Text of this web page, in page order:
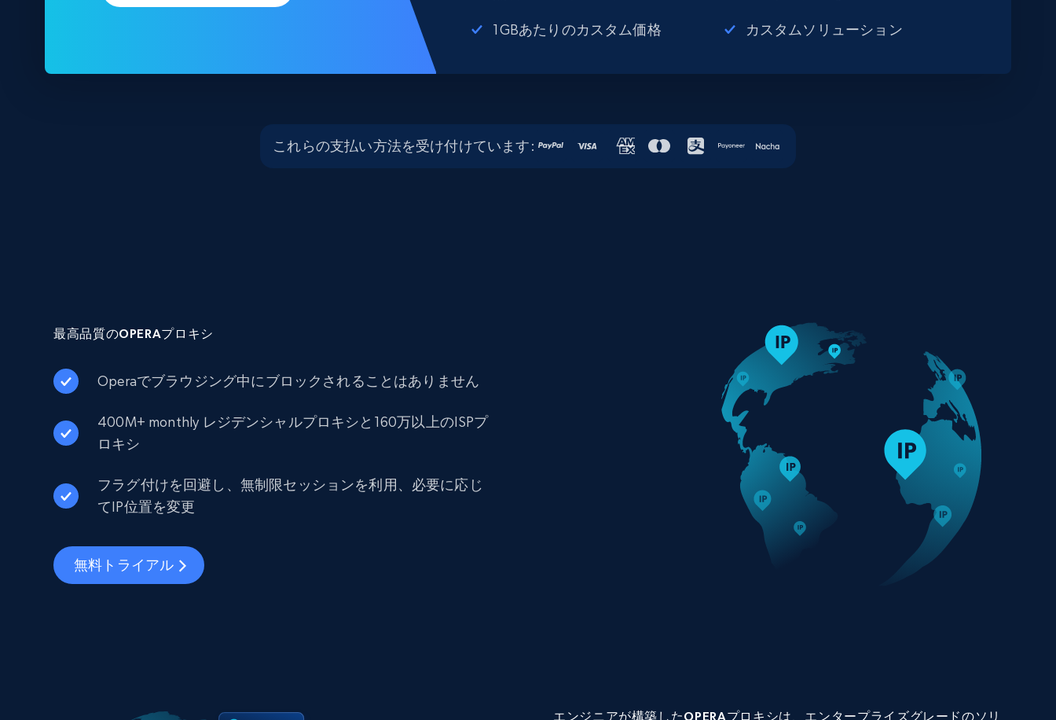
1GBあたりのカスタム価格 カスタムソリューション
これらの支払い方法を受け付けています:
最高品質のOPERAプロキシ
Operaでブラウジング中にブロックされることはありません
400M+ monthly レジデンシャルプロキシと160万以上のISPプ
ロキシ
フラグ付けを回避し、無制限セッションを利用、必要に応じ
てIP位置を変更
無料トライアル
エンジニアが構築したOPERAプロキシは、エンタープライズグレードのソリ